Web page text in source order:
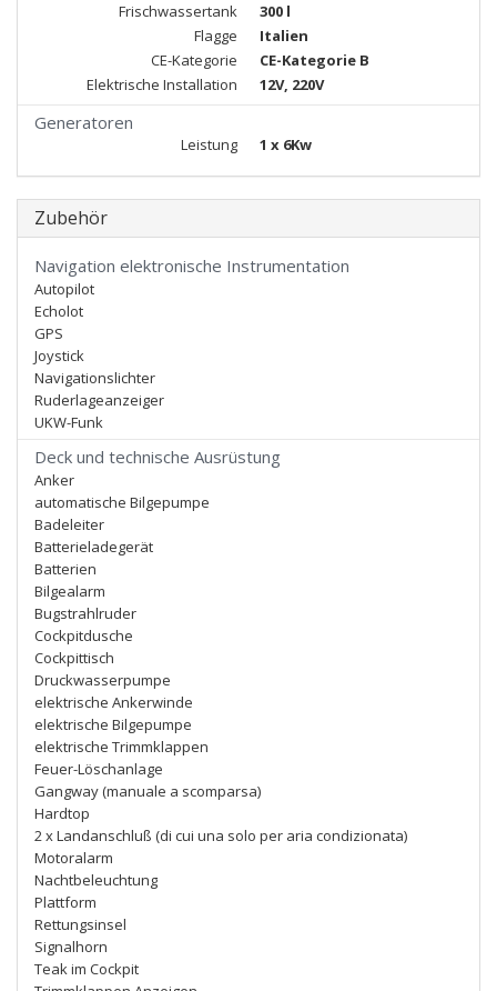
Frischwassertank
300 l
Flagge
Italien
CE-Kategorie
CE-Kategorie B
Elektrische Installation
12V, 220V
Generatoren
Leistung 1 x 6Kw
Zubehör
Navigation elektronische Instrumentation
Autopilot
Echolot
GPS
Joystick
Navigationslichter
Ruderlageanzeiger
UKW-Funk
Deck und technische Ausrüstung
Anker
automatische Bilgepumpe
Badeleiter
Batterieladegerät
Batterien
Bilgealarm
Bugstrahlruder
Cockpitdusche
Cockpittisch
Druckwasserpumpe
elektrische Ankerwinde
elektrische Bilgepumpe
elektrische Trimmklappen
Feuer-Löschanlage
Gangway (manuale a scomparsa)
Hardtop
2 x Landanschluß (di cui una solo per aria condizionata)
Motoralarm
Nachtbeleuchtung
Plattform
Rettungsinsel
Signalhorn
Teak im Cockpit